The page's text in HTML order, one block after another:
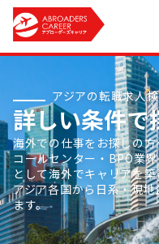
アジアの転職求人
詳しい条件で
海外での仕事をお探しの
コールセンター・BPO業
として海外でキャリアを
アジア各国から日系・現
ます。